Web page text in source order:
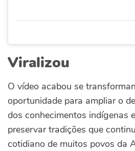
Viralizou
O vídeo acabou se
oportunidade para ampliar o
dos conhecimentos indígenas
preservar tradições que
cotidiano de muitos povos da